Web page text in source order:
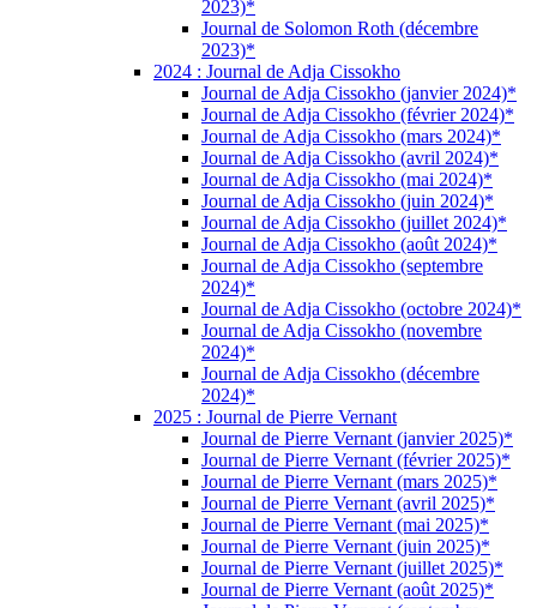
2023)*
Journal de Solomon Roth (décembre
2023)*
2024 : Journal de Adja Cissokho
Journal de Adja Cissokho (janvier 2024)*
Journal de Adja Cissokho (février 2024)*
Journal de Adja Cissokho (mars 2024)*
Journal de Adja Cissokho (avril 2024)*
Journal de Adja Cissokho (mai 2024)*
Journal de Adja Cissokho (juin 2024)*
Journal de Adja Cissokho (juillet 2024)*
Journal de Adja Cissokho (août 2024)*
Journal de Adja Cissokho (septembre
2024)*
Journal de Adja Cissokho (octobre 2024)*
Journal de Adja Cissokho (novembre
2024)*
Journal de Adja Cissokho (décembre
2024)*
2025 : Journal de Pierre Vernant
Journal de Pierre Vernant (janvier 2025)*
Journal de Pierre Vernant (février 2025)*
Journal de Pierre Vernant (mars 2025)*
Journal de Pierre Vernant (avril 2025)*
Journal de Pierre Vernant (mai 2025)*
Journal de Pierre Vernant (juin 2025)*
Journal de Pierre Vernant (juillet 2025)*
Journal de Pierre Vernant (août 2025)*